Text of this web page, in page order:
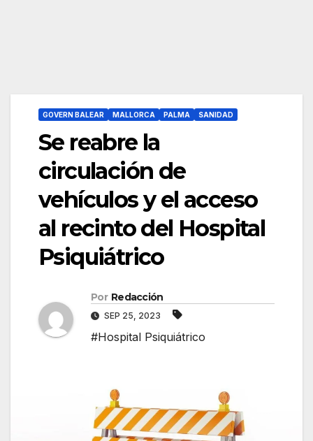
GOVERN BALEAR MALLORCA PALMA SANIDAD
Se reabre la
circulación de
vehículos y el acceso
al recinto del Hospital
Psiquiátrico
Por Redacción
SEP 25, 2023
#Hospital Psiquiátrico